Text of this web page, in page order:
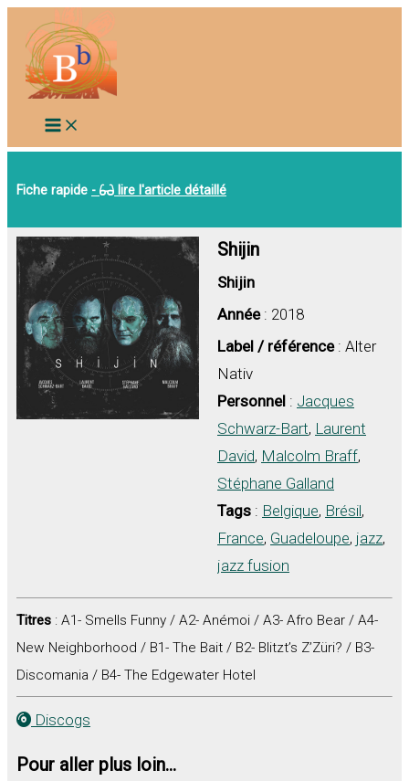
contenu
Fiche rapide - lire l'article détaillé
Shijin
Shijin
Année: 2018
Label / référence: Alter
Nativ
Personnel : Jacques
Schwarz-Bart, Laurent
David, Malcolm Braff,
Stéphane Galland
Tags : Belgique, Brésil,
France, Guadeloupe, jazz,
jazz fusion
Titres : A1- Smells Funny / A2- Anémoi / A3- Afro Bear / A4-
New Neighborhood / B1- The Bait / B2- Blitzt’s Z’Züri? / B3-
Discomania / B4- The Edgewater Hotel
Discogs
Pour aller plus loin...